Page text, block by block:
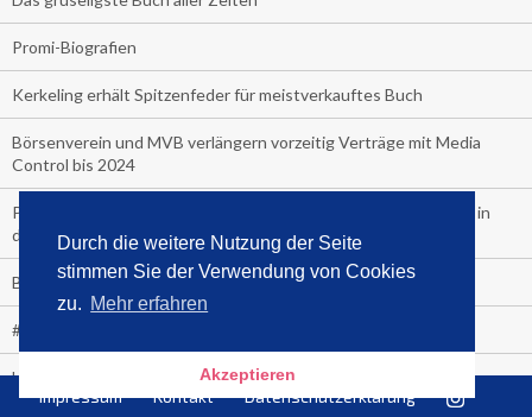
Durch die weitere Nutzung der Seite
stimmen Sie der Verwendung von Cookies
zu. Mehr erfahren
Akzeptieren
Promi-Biografien
Kerkeling erhält Spitzenfeder für meistverkauftes Buch
Börsenverein und MVB verlängern vorzeitig Verträge mit Media
Control bis 2024
PocketBook, Ceebo und Umbreit bringen Hörbuch-Downloads in
die Cloud
Bella Bella
#1-Bestseller: "Das ist Alpha!" von Kollegah
Hammer! "Fear: Trump in the White House" (auf Englisch) von
Watergate-Urgestein
Impressum Kontakt Datenschutzerklärung